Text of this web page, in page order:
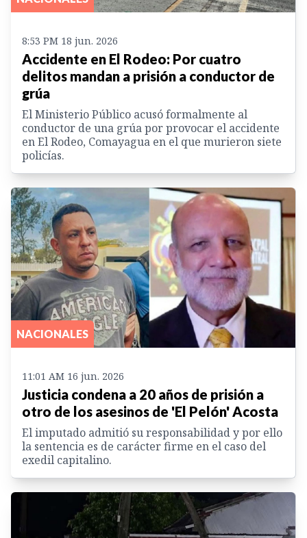
8:53 PM 18 jun. 2026
Accidente en El Rodeo: Por cuatro
delitos mandan a prisión a conductor de
grúa
El Ministerio Público acusó formalmente al
conductor de una grúa por provocar el accidente
en El Rodeo, Comayagua en el que murieron siete
policías.
NACIONALES
11:01 AM 16 jun. 2026
Justicia condena a 20 años de prisión a
otro de los asesinos de 'El Pelón' Acosta
El imputado admitió su responsabilidad y por ello
la sentencia es de carácter firme en el caso del
exedil capitalino.